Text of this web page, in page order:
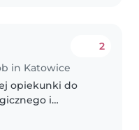
in Katowice
2
opiekunki do
i